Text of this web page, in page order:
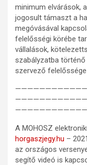
minimum elvárások,
jogosult támaszt a
megóvásával
felelősségi körébe
vállalások,
szabályzatba
szervező
A MOHOSZ
horgaszjegy.hu –
az országos
segítő videó is